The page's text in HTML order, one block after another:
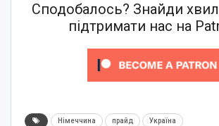
Сподобалось? Знайди
підтримати нас на
Німеччина прайд Україна